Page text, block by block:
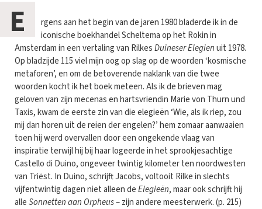
E
rgens aan het begin van de jaren 1980 bladerde ik in de
iconische boekhandel Scheltema op het Rokin in
Amsterdam in een vertaling van RilkesDuineser Elegienuit 1978.
Op bladzijde 115 viel mijn oog op slag op de woorden ‘kosmische
metaforen’, en om de betoverende naklank van die twee
woorden kocht ik het boek meteen. Als ik de brieven mag
geloven van zijn mecenas en hartsvriendin Marie von Thurn und
Taxis, kwam de eerste zin van die elegieën ‘Wie, als ik riep, zou
mij dan horen uit de reien der engelen?’ hem zomaar aanwaaien
toen hij werd overvallen door een ongekende vlaag van
inspiratie terwijl hij bij haar logeerde in het sprookjesachtige
Castello di Duino, ongeveer twintig kilometer ten noordwesten
van Triëst. In Duino, schrijft Jacobs, voltooit Rilke in slechts
vijfentwintig dagen niet alleen deElegieën, maar ook schrijft hij
alleSonnetten aan Orpheus– zijn andere meesterwerk. (p. 215)